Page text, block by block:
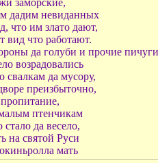
заморские,
дадим невиданных
что им злато дают,
вид что работают.
да голуби и прочие
возрадовались
свалкам да мусору,
преизбыточно,
птенчикам
да весело,
на святой Руси
мать